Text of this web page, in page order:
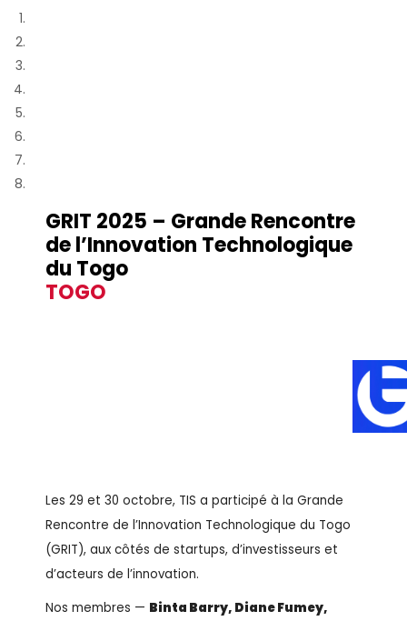
GRIT 2025 – Grande Rencontre
de l’Innovation Technologique
du Togo
TOGO
Les 29 et 30 octobre, TIS a participé à la Grande
Rencontre de l’Innovation Technologique du Togo
(GRIT), aux côtés de startups, d’investisseurs et
d’acteurs de l’innovation.
Nos membres — Binta Barry, Diane Fumey,